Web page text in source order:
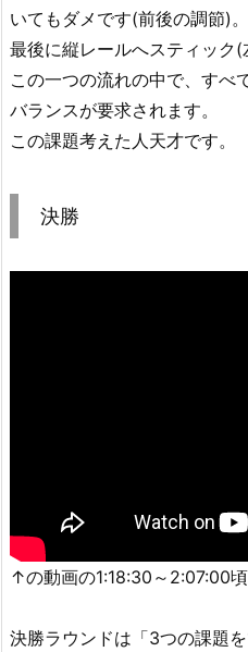
いてもダメです(前後の調節)。
最後に縦レールへスティック(
この一つの流れの中で、すべ
バランスが要求されます。
この課題考えた人天才です。
決勝
↑の動画の1:18:30～2:07:00頃
決勝ラウンドは「3つの課題